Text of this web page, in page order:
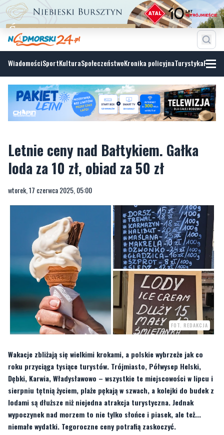
WiadomościSportKulturaSpołeczeństwoKronika policyjnaTurystyka
Letnie ceny nad Bałtykiem. Gałka
wtorek, 17 czerwca 2025, 05:00
FOT. REDAKCJA
Wakacje zbliżają się wielkimi krokami, a polskie wybrzeże jak co
roku przyciąga tysiące turystów. Trójmiasto, Półwysep Helski,
sierpniu tętnią życiem, plaże pękają w szwach, a kolejki do budek z
lodami są dłuższe niż niejedna atrakcja turystyczna. Jednak
wypoczynek nad morzem to nie tylko słońce i piasek, ale też...
niemałe wydatki. Tegoroczne ceny potrafią zaskoczyć.
Lody za 50 zł? Tak, jeśli masz rodzinę...
W sezonie 2025 ceny lodów nad morzem osiągnęły nowy poziom. Kręcony lód
włoski w wersji małej to koszt 12 zł, a za duży zapłacisz 15 zł. Klasyczna gałka